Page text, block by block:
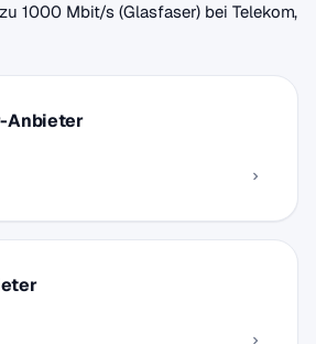
1000 Mbit/s (Glasfaser) bei Telekom,
Anbieter